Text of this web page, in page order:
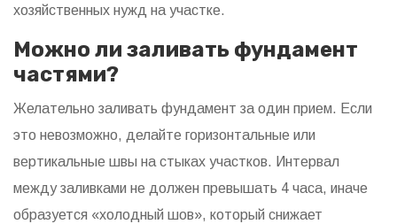
хозяйственных нужд на участке.
Можно ли заливать фундамент
частями?
Желательно заливать фундамент за один прием. Если
это невозможно, делайте горизонтальные или
вертикальные швы на стыках участков. Интервал
между заливками не должен превышать 4 часа, иначе
образуется «холодный шов», который снижает